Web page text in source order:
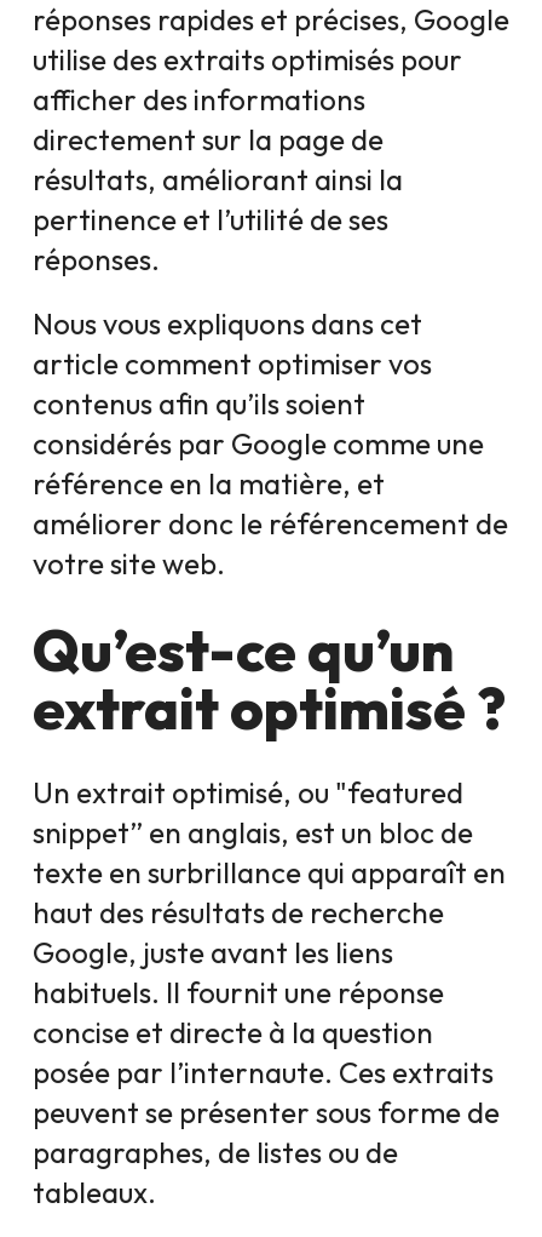
réponses rapides et précises, Google
utilise des extraits optimisés pour
afficher des informations
directement sur la page de
résultats, améliorant ainsi la
pertinence et l’utilité de ses
réponses.
Nous vous expliquons dans cet
article comment optimiser vos
contenus afin qu’ils soient
considérés par Google comme une
référence en la matière, et
améliorer donc le référencement de
votre site web.
Qu’est-ce qu’un
extrait optimisé ?
Un extrait optimisé, ou "featured
snippet” en anglais, est un bloc de
texte en surbrillance qui apparaît en
haut des résultats de recherche
Google, juste avant les liens
habituels. Il fournit une réponse
concise et directe à la question
posée par l’internaute. Ces extraits
peuvent se présenter sous forme de
paragraphes, de listes ou de
tableaux.